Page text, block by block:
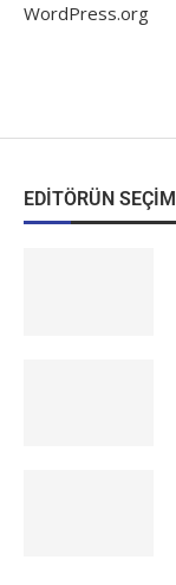
WordPress.org
EDITÖRÜN SEÇIMI